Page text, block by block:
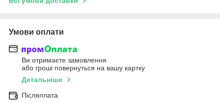
Умови оплати
Ви отримаєте замовлення
або гроші повернуться на вашу картку
Детальніше
Післяплата